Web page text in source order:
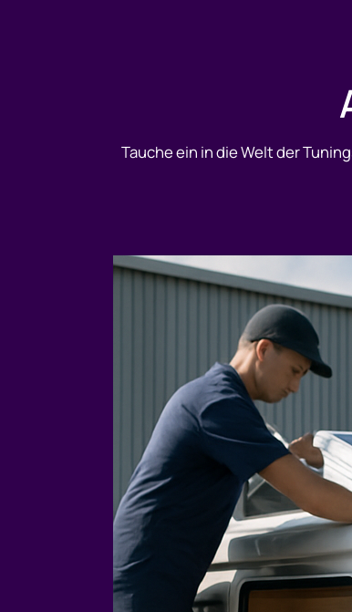
Tauche ein in die Welt der